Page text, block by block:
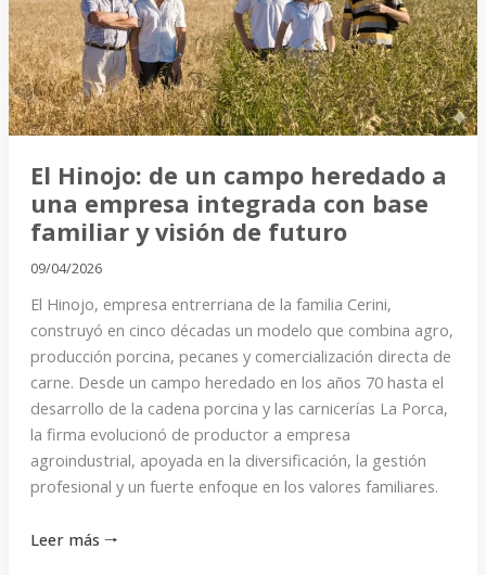
El Hinojo: de un campo heredado a
una empresa integrada con base
familiar y visión de futuro
09/04/2026
El Hinojo, empresa entrerriana de la familia Cerini,
construyó en cinco décadas un modelo que combina agro,
producción porcina, pecanes y comercialización directa de
carne. Desde un campo heredado en los años 70 hasta el
desarrollo de la cadena porcina y las carnicerías La Porca,
la firma evolucionó de productor a empresa
agroindustrial, apoyada en la diversificación, la gestión
profesional y un fuerte enfoque en los valores familiares.
campo
heredado
a
una
integrada
con
base
visión
de
futuro
Leer más 🠒